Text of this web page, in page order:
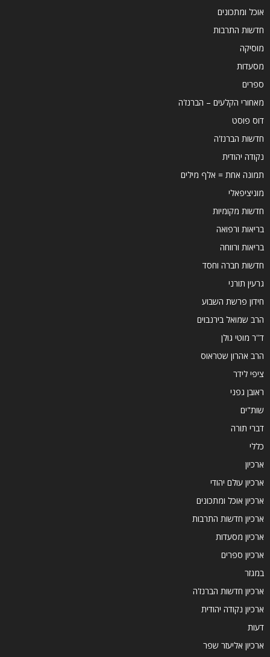
אוכל ומתכונים
חדשות התרבות
מוסיקה
מסעדות
ספרים
מאחורי הקלעים – הברנז'ה
דוס פוסט
חדשות הברנז'ה
נקודה יהודית
תמונה אחת = אלף מילים
מוניציפאלי
חדשות מקומיות
בריאות ורפואה
בריאות ורווחה
חדשות חברה וחסד
גרעין תורני
חידון פרשת השבוע
הרב שמואל בירנבוים
ד''ר מוטי גולן
הרב אהרון שטראוס
ציפי לידר
ראובן גפני
שות"ים
דברי תורה
כללי
ארכיון
ארכיון עולם יהודי
ארכיון אוכל ומתכונים
ארכיון חדשות התרבות
ארכיון מסעדות
ארכיון ספרים
במגזר
ארכיון חדשות הברנז'ה
ארכיון נקודה יהודית
דעות
ארכיון אליעזר שפר